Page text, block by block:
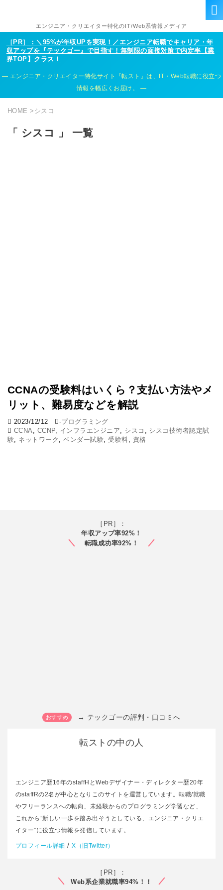
エンジニア・クリエイター特化のIT/Web系情報メディア
［PR］：＼95%が年収UPを実現！／エンジニア転職でキャリア・年
収アップを『テックゴー』で目指す！無制限の面接対策で内定率【業
界TOP】クラス！
エンジニア・クリエイター特化サイト『転スト』は、IT・Web転職に役立つ
情報を幅広くお届け。
HOME > シスコ
「 シスコ 」 一覧
CCNAの受験料はいくら？支払い方法やメ
リット、難易度などを解説
2023/12/12 -プログラミング
CCNA, CCNP, インフラエンジニア, シスコ , シスコ技術者認定試
験, ネットワーク ,ベンダー試験,受験料, 資格
［PR］：
年収アップ率92%！
転職成功率92%！
→ テックゴーの評判・口コミへ
転ストの中の人
エンジニア歴16年のstaffHとWebデザイナー・ディレクター歴20年
のstaffRの2名が中心となりこのサイトを運営しています。転職/就職
やフリーランスへの転向、未経験からのプログラミング学習など、
これから”新しい一歩を踏み出そうとしている、エンジニア・クリエ
イター”に役立つ情報を発信しています。
プロフィール詳細 /X（旧Twitter）
［PR］：
Web系企業就職率94%！！